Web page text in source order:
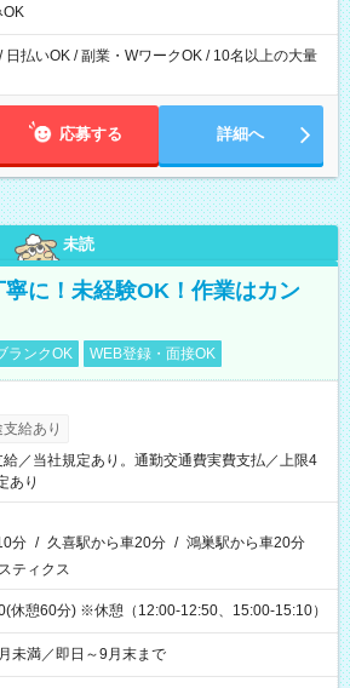
OK
日払いOK / 副業・WワークOK / 10名以上の大量
応募する 詳細へ
未読
に！未経験OK！作業はカン
ランクOK WEB登録・面接OK
給あり
給／当社規定あり。通勤交通費実費支払／上限4
あり
分 / 久喜駅から車20分 / 鴻巣駅から車20分
ティクス
休憩60分) ※休憩（12:00-12:50、15:00-15:10）
未満／即日～9月末まで